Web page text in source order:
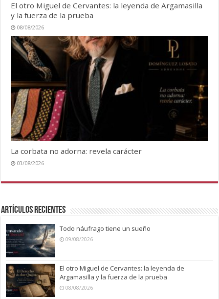
El otro Miguel de Cervantes: la leyenda de Argamasilla
y la fuerza de la prueba
08/08/2026
La corbata no adorna: revela carácter
03/08/2026
Artículos recientes
Todo náufrago tiene un sueño
09/08/2026
El otro Miguel de Cervantes: la leyenda de
Argamasilla y la fuerza de la prueba
08/08/2026